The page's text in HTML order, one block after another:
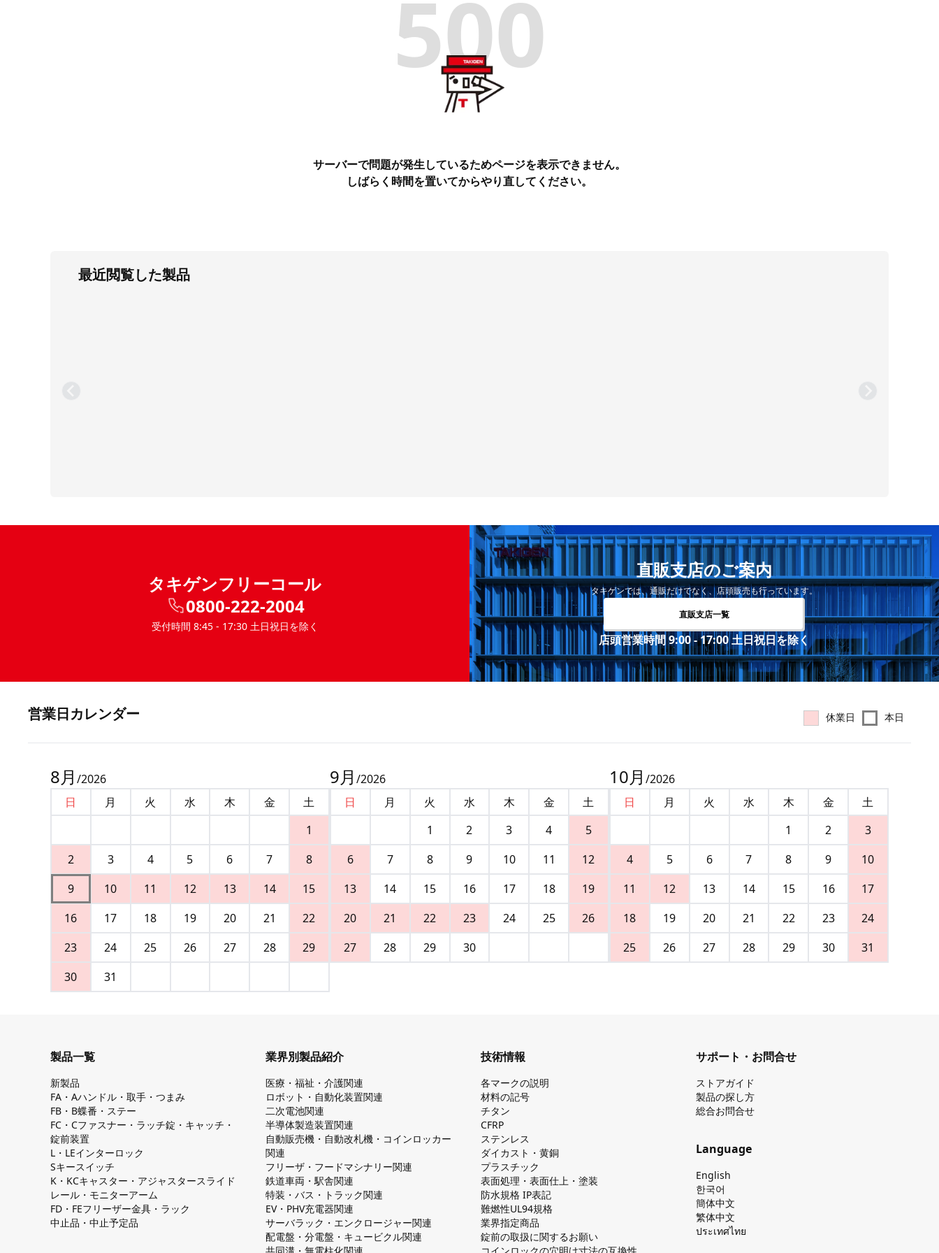
500
サーバーで問題が発生しているためページを表示できません。
しばらく時間を置いてからやり直してください。
最近閲覧した製品
タキゲンフリーコール
0800-222-2004
受付時間 8:45 - 17:30 土日祝日を除く
直販支店のご案内
タキゲンでは、通販だけでなく、店頭販売も行っています。
直販支店一覧
店頭営業時間 9:00 - 17:00 土日祝日を除く
営業⽇カレンダー 休業日 本日
8月 /2026
日
月 火 水 木 金
土
1
2
3 4 5 6 7
8
9
10 11 12 13 14
15
16
17 18 19 20 21
22
23
24 25 26 27 28
29
30
31
9月 /2026
日
月 火 水 木 金
土
1
2 3 4
5
6
7 8 9 10 11
12
13
14 15 16 17 18
19
20
21 22 23 24 25
26
27
28 29 30
10月 /2026
日
月 火 水 木 金
土
1
2
3
4
5 6 7 8 9
10
11
12 13 14 15 16
17
18
19 20 21 22 23
24
25
26 27 28 29 30 31
製品一覧
新製品
FA・Aハンドル・取手・つまみ
FB・B蝶番・ステー
FC・Cファスナー・ラッチ錠・キャッチ・
錠前装置
L・LEインターロック
Sキースイッチ
K・KCキャスター・アジャスタースライド
レール・モニターアーム
FD・FEフリーザー金具・ラック
中止品・中止予定品
業界別製品紹介
医療・福祉・介護関連
ロボット・自動化装置関連
二次電池関連
半導体製造装置関連
自動販売機・自動改札機・コインロッカー
関連
フリーザ・フードマシナリー関連
鉄道車両・駅舎関連
特装・バス・トラック関連
EV・PHV充電器関連
サーバラック・エンクロージャー関連
配電盤・分電盤・キュービクル関連
技術情報
各マークの説明
材料の記号
チタン
CFRP
ステンレス
ダイカスト・⻩銅
プラスチック
表面処理・表面仕上・塗装
防⽔規格 IP表記
難燃性UL94規格
業界指定商品
錠前の取扱に関するお願い
サポート・お問合せ
ストアガイド
製品の探し⽅
総合お問合せ
Language
English
한국어
簡体中文
繁体中文
ประเทศไทย